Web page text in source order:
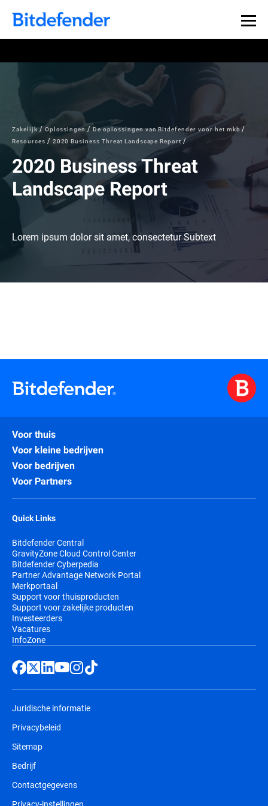
Zakelijk Oplossingen
De oplossingen van Bitdefender voor het mkb
Resources
2020 Business Threat Landscape Report
2020 Business Threat
Landscape Report
Lorem ipsum dolor sit amet, consectetur Subtext
Voor thuis
Voor kleine bedrijven
Voor bedrijven
Voor Partners
Quick Links
Bitdefender Central
GravityZone Cloud Control Center
Bitdefender Cyberpedia
Partner Advantage Network Portal
Merkportaal
Support voor thuisproducten
Support voor zakelijke producten
Investeerders
Vacatures
InfoZone
Juridische informatie
Privacybeleid
Sitemap
Bedrijf
Contactgegevens